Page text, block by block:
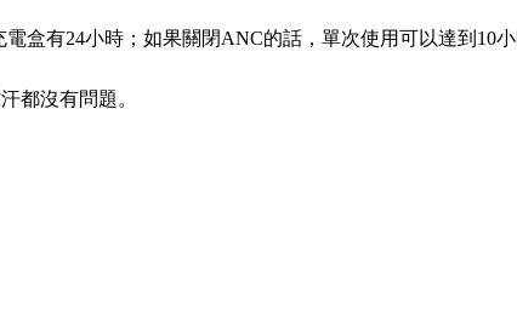
盒有24小時；如果關閉ANC的話，單次使用可以達到10小
都沒有問題。